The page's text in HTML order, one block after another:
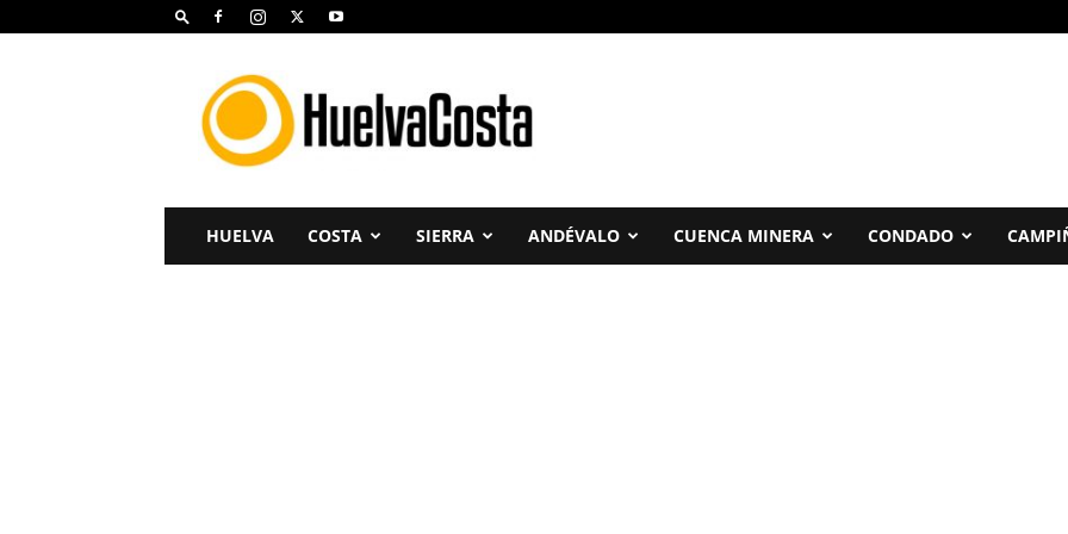
Huelva
Costa
HUELVA COSTA SIERRA ANDÉVALO CUENCA MINERA CONDADO